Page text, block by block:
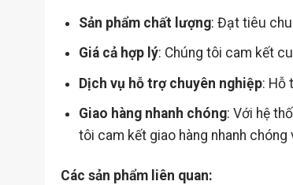
Sản phẩm chất lượng: Đạt tiêu
Giá cả hợp lý: Chúng tôi cam kết
Dịch vụ hỗ trợ chuyên nghiệp: Hỗ
Giao hàng nhanh chóng: Với hệ
tôi cam kết giao hàng nhanh chóng
Các sản phẩm liên quan: